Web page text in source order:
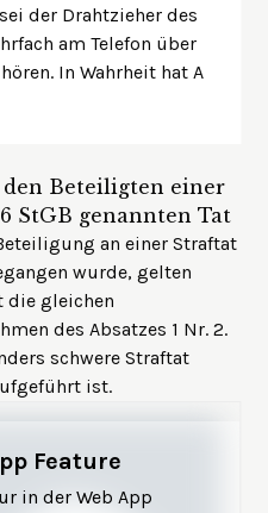
der Drahtzieher des
am Telefon über
In Wahrheit hat A
den Beteiligten einer
StGB genannten Tat
an einer Straftat
wurde, gelten
die gleichen
des Absatzes 1 Nr. 2.
schwere Straftat
ist.
Feature
in der Web App